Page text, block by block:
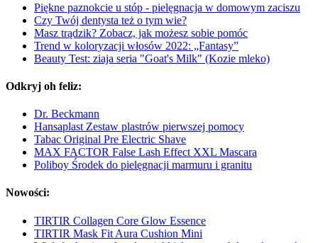
Piękne paznokcie u stóp - pielęgnacja w domowym zaciszu
Czy Twój dentysta też o tym wie?
Masz trądzik? Zobacz, jak możesz sobie pomóc
Trend w koloryzacji włosów 2022: „Fantasy”
Beauty Test: ziaja seria "Goat's Milk" (Kozie mleko)
Odkryj oh feliz:
Dr. Beckmann
Hansaplast Zestaw plastrów pierwszej pomocy
Tabac Original Pre Electric Shave
MAX FACTOR False Lash Effect XXL Mascara
Poliboy Środek do pielęgnacji marmuru i granitu
Nowości:
TIRTIR Collagen Core Glow Essence
TIRTIR Mask Fit Aura Cushion Mini